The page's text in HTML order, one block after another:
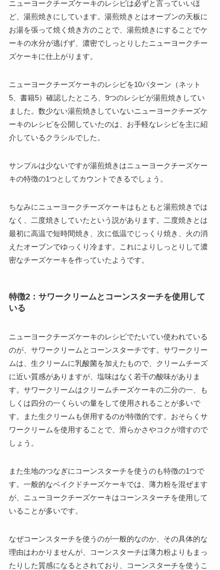
ニューヨークチーズケーキのレシピは必ずと言っていいほ
ど、湯煎焼きにしています。湯煎焼きとはオーブンの天板に
お湯を張って焼く焼き方のことで、湯煎焼きにすることでケ
ーキの水分が逃げず、濃密でしっとりしたニューヨークチー
ズケーキに仕上がります。
ニューヨークチーズケーキのレシピを10パターン（ネット
5、書籍5）確認したところ、9つのレシピが湯煎焼きしてい
ました。数少ない湯煎焼きしていないニューヨークチーズケ
ーキのレシピを公開していたのは、お手軽なレシピを主に紹
介しているクラシルでした。
サンプルは少ないですが湯煎焼きはニューヨークチーズケー
キの特徴の1つとしてカウントできるでしょう。
ちなみにニューヨークチーズケーキはもともと湯煎焼きでは
なく、二度焼きしていたという説があります。二度焼きとは
最初に高温で短時間焼き、次に低温でじっくり焼き、火の消
えたオーブンでゆっくり冷ます。これによりしっとりして濃
密なチーズケーキを作っていたようです。
特徴2：サワークリームとコーンスターチを使用して
いる
ニューヨークチーズケーキのレシピでたいてい使われている
のが、サワークリームとコーンスターチです。サワークリー
ムは、生クリームに乳酸菌を加えたもので、クリームチーズ
に近い質感がありますが、塩味はなく若干の酸味がありま
す。サワークリームはクリームチーズケーキの二分の一、も
しくは四分の一くらいの量をして使用されることが多いで
す。また生クリームも併用するのが特徴的です。おそらくサ
ワークリームを使用することで、滑らかさやコクが増すので
しょう。
また生地のつなぎにコーンスターチを使うのも特徴の1つで
す。一般的なベイクドチーズケーキでは、薄力粉を混ぜます
が、ニューヨークチーズケーキはコーンスターチを使用して
いることが多いです。
なぜコーンスターチを使うのが一般的なのか、その具体的な
理由はわかりませんが、コーンスターチは薄力粉よりもまっ
たりした質感になるとされており、コーンスターチを使うこ